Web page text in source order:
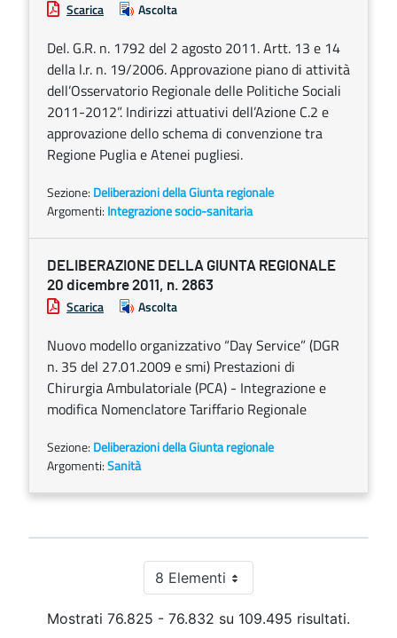
Scarica Ascolta
Del. G.R. n. 1792 del 2 agosto 2011. Artt. 13 e 14
della l.r. n. 19/2006. Approvazione piano di attività
dell’Osservatorio Regionale delle Politiche Sociali
2011-2012”. Indirizzi attuativi dell’Azione C.2 e
approvazione dello schema di convenzione tra
Regione Puglia e Atenei pugliesi.
Sezione: Deliberazioni della Giunta regionale
Argomenti: Integrazione socio-sanitaria
DELIBERAZIONE DELLA GIUNTA REGIONALE
20 dicembre 2011, n. 2863
Scarica Ascolta
Nuovo modello organizzativo “Day Service” (DGR
n. 35 del 27.01.2009 e smi) Prestazioni di
Chirurgia Ambulatoriale (PCA) - Integrazione e
modifica Nomenclatore Tariffario Regionale
Sezione: Deliberazioni della Giunta regionale
Argomenti:Sanità
8 ElementiPer pagina
Mostrati 76.825 - 76.832 su 109.495 risultati.